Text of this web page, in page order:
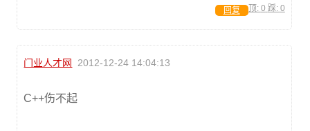
顶: 0 踩: 0
回复
门业人才网 2012-12-24 14:04:13
C++伤不起